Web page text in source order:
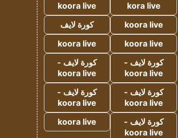
kora live
koora live
koora live
كورة لايف
koora live
koora live
كورة لايف -
koora live
كورة لايف -
koora live
كورة لايف -
koora live
كورة لايف -
koora live
كورة لايف -
koora live
koora live